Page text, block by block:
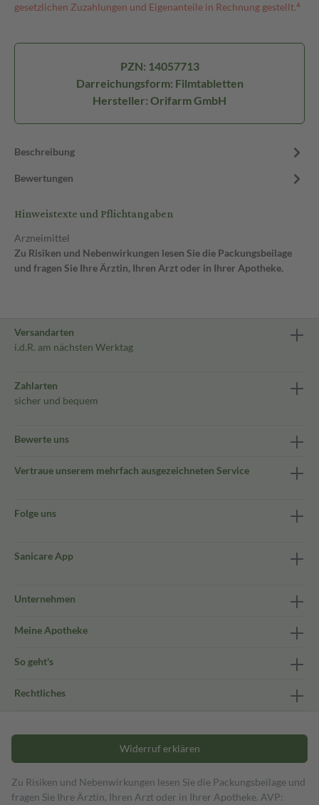
gesetzlichen Zuzahlungen und Eigenanteile in Rechnung gestellt.⁴
PZN: 14057713
Darreichungsform: Filmtabletten
Hersteller: Orifarm GmbH
Beschreibung
Bewertungen
Hinweistexte und Pflichtangaben
Arzneimittel
Zu Risiken und Nebenwirkungen lesen Sie die Packungsbeilage
und fragen Sie Ihre Ärztin, Ihren Arzt oder in Ihrer Apotheke.
Versandarten
i.d.R. am nächsten Werktag
Zahlarten
sicher und bequem
Bewerte uns
Vertraue unserem mehrfach ausgezeichneten Service
Folge uns
Sanicare App
Unternehmen
Meine Apotheke
So geht's
Rechtliches
Widerruf erklären
Zu Risiken und Nebenwirkungen lesen Sie die Packungsbeilage und
fragen Sie Ihre Ärztin, Ihren Arzt oder in Ihrer Apotheke. AVP: